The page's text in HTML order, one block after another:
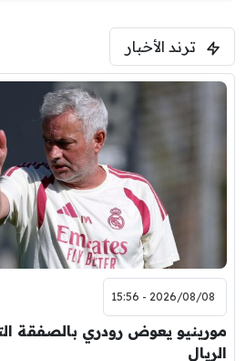
ترند الأخبار
2026/08/08 - 15:56
مورينيو يعوض رودري بالصفقة
الريال